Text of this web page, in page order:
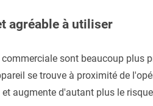
agréable à utiliser
sont beaucoup plus
se trouve à proximité de
augmente d'autant plus le